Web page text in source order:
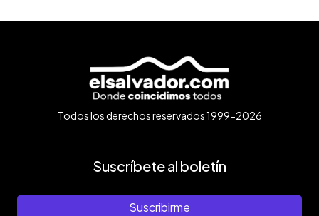
Todos los derechos reservados 1999-2026
Suscríbete al boletín
Suscribirme